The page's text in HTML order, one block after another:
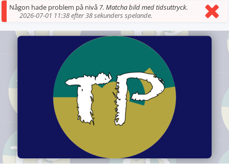
Någon hade problem på nivå 7. Matcha bild med tidsuttryck.
2026-07-01 11:38 efter 38 sekunders spelande.